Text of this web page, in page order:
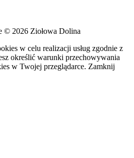
© 2026 Ziołowa Dolina
w celu realizacji usług zgodnie z
określić warunki przechowywania
w Twojej przeglądarce. Zamknij